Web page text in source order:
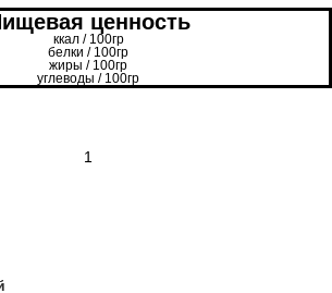
ценность
ккал / 100гр
белки / 100гр
жиры / 100гр
углеводы / 100гр